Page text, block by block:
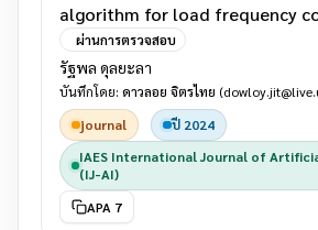
algorithm for load frequency
ผ่านการตรวจสอบ
รัฐพล ดุลยะลา
บันทึกโดย: ดาวลอย จิตรไทย
journal
ปี 2024
IAES International Journal of
(IJ-AI)
APA 7